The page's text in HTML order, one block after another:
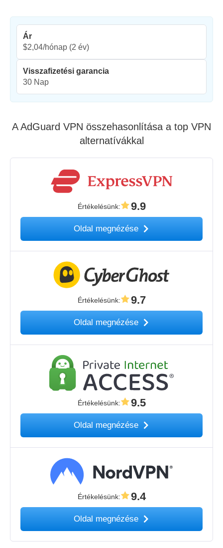
Ár
$2,04/hónap (2 év)
Visszafizetési garancia
30 Nap
A AdGuard VPN összehasonlítása a top VPN
alternatívákkal
Értékelésünk: 9.9
Oldal megnézése
Értékelésünk: 9.7
Oldal megnézése
Értékelésünk: 9.5
Oldal megnézése
Értékelésünk: 9.4
Oldal megnézése